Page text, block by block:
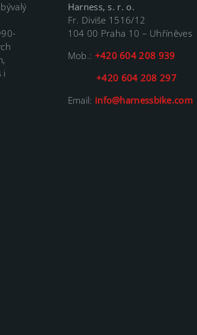
i
Harness, s. r. o.
Fr. Diviše 1516/12
104 00 Praha 10 – Uhříněves
Mob.: +420 604 208 939
+420 604 208 297
Email: info@harnessbike.com